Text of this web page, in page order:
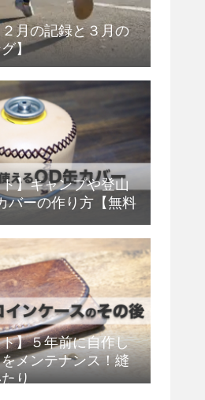
月の記録と３月の
】
】キャンプや登山
バーの作り方【無料
】５年前に自作し
メンテナンス！縫
り